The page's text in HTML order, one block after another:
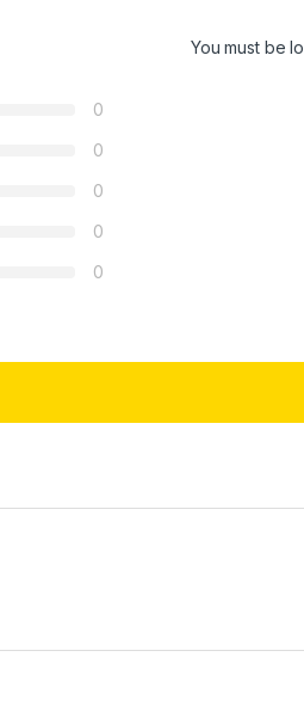
0
0
0
0
0
You must be